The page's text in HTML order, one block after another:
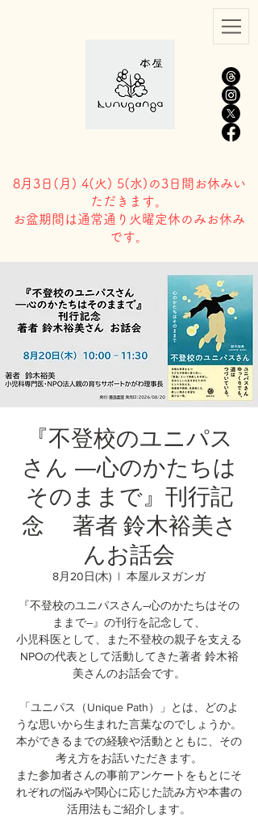
8月3日( 月) 4(火) 5(水)の3日間お休みい
ただきます。
​お盆期間は通常通り火曜定休のみお休み
です。
『不登校のユニパス
さん ―心のかたちは
そのままで』刊行記
念 著者 鈴木裕美さ
んお話会
8月20日(木)
  |
本屋ルヌガンガ
『不登校のユニパスさん―心のかたちはその
ままで―』の刊行を記念して、
小児科医として、また不登校の親子を支える
NPOの代表として活動してきた著者 鈴木裕
美さんのお話会です。
「ユニパス（Unique Path）」とは、どのよ
うな思いから生まれた言葉なのでしょうか。
本ができるまでの経験や活動とともに、その
考え方をお話いただきます。
また参加者さんの事前アンケートをもとにそ
れぞれの悩みや関心に応じた読み方や本書の
活用法もご紹介します。